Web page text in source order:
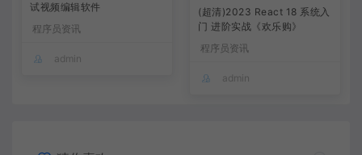
试视频编辑软件
程序员资讯
admin
(超清)2023 React 18 系统入
门 进阶实战《欢乐购》
程序员资讯
admin